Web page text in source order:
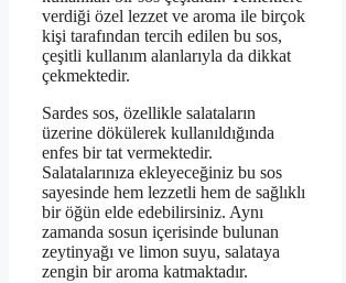
verdiği özel lezzet ve aroma ile birçok
kişi tarafından tercih edilen bu sos,
çeşitli kullanım alanlarıyla da dikkat
çekmektedir.
Sardes sos, özellikle salataların
üzerine dökülerek kullanıldığında
enfes bir tat vermektedir.
Salatalarınıza ekleyeceğiniz bu sos
sayesinde hem lezzetli hem de sağlıklı
bir öğün elde edebilirsiniz. Aynı
zamanda sosun içerisinde bulunan
zeytinyağı ve limon suyu, salataya
zengin bir aroma katmaktadır.